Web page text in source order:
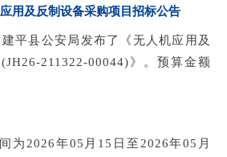
用及反制设备采购项目招标公告
平县公安局发布了《无人机应用及
211322-00044)》。预算金额
为2026年05月15日至2026年05月